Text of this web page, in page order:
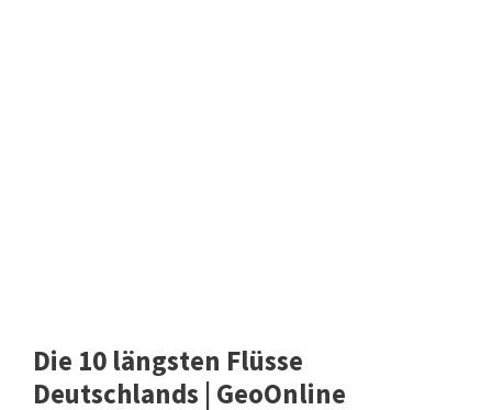
Die 10 längsten Flüsse
Deutschlands | GeoOnline